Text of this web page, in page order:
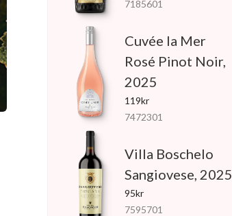
7185601
Cuvée la Mer
Rosé Pinot Noir,
2025
119kr
7472301
Villa Boschelo
Sangiovese, 2025
95kr
7595701